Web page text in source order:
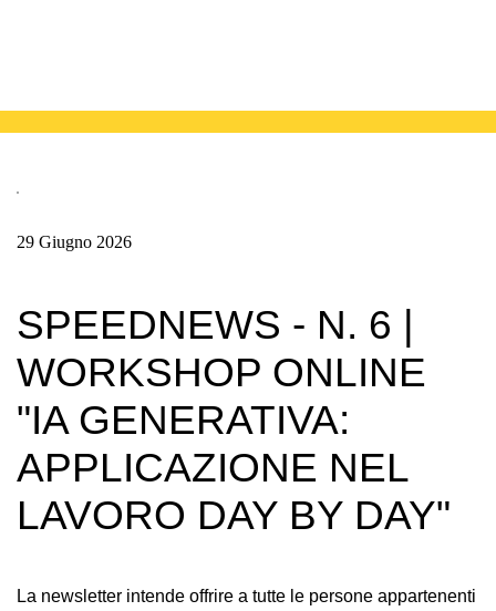
29 Giugno 2026
SPEEDNEWS - N. 6 |
WORKSHOP ONLINE
"IA GENERATIVA:
APPLICAZIONE NEL
LAVORO DAY BY DAY"
La newsletter intende offrire a tutte le persone appartenenti